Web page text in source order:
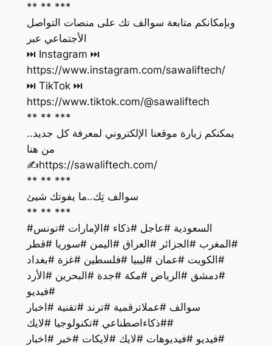
** ** ***
وبإمكانكم متابعة سوالف تك على منصات التواصل
الأجتماعي عبر
https://www.instagram.com/sawaliftech/
https://www.tiktok.com/@sawaliftech
** ** ***
يمكنكم زيارة موقعنا الإلكتروني لمعرفة كل جديد..
من هنا
‏✍️https://sawaliftech.com/
** ** ***
سوالف تِك..ما يفوتك شيئ
** ** ***
#السعودية #عاجل #ذكاء #الإمارات #تونس
#المغرب #الجزائر #العراق #اليمن #سوريا #قطر
#الكويت #عمان #ليبيا #فلسطين #غزة #بغداد
#دمشق #الرياض #مكة #جدة #البحرين #الأرد
#فيديو
سوالف #عملاترقمية #ترند #تقنية #اخبار
#ذكاءاصطناعي #تكنولوجيا #لايك#
فيديو #فيديوهات #لايك #لايكات #خبر #اخبار#